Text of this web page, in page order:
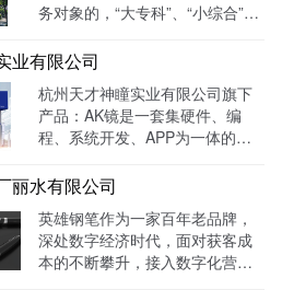
务对象的，“大专科”、“小综合”为
院已开通全国医保联网结算、省
市医保、省市老干部医保及市子
女统筹。通过LTD枢纽云系统升
级数字化品牌官网，患者可以通
过官网进行在线预约，在线咨询
业有限公司
杭州天才神瞳实业有限公司旗下
产品：AK镜是一套集硬件、编
程、系统开发、APP为一体的智
云系统做竞价投放，搭建符合产
品特性的落地页，使投放数据最
终都归集与系统后台同意进行管
理跟进，线索转化率进一步提
成！
丽水有限公司
英雄钢笔作为一家百年老品牌，
深处数字经济时代，面对获客成
本的不断攀升，接入数字化营销